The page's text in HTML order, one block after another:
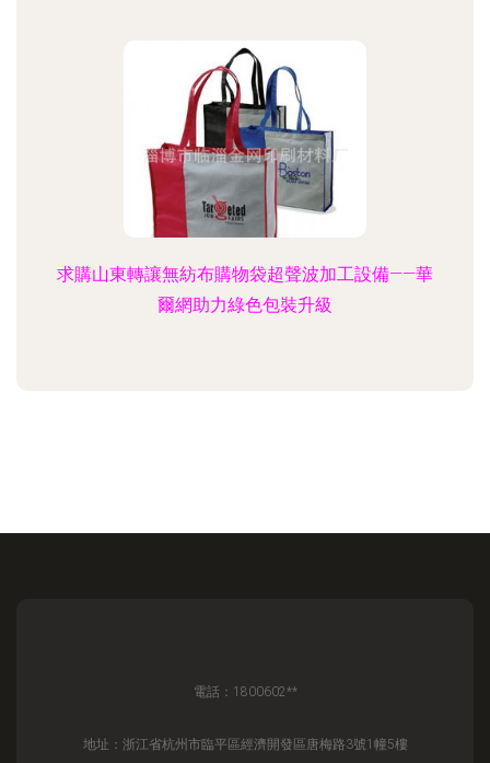
求購山東轉讓無紡布購物袋超聲波加工設備——華
爾網助力綠色包裝升級
電話：1800602**
地址：浙江省杭州市臨平區經濟開發區唐梅路3號1幢5樓